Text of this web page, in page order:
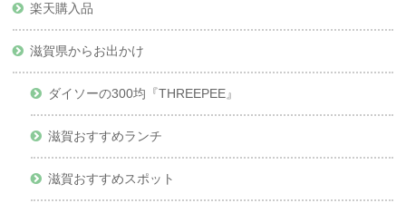
楽天購入品
滋賀県からお出かけ
ダイソーの300均『THREEPEE』
滋賀おすすめランチ
滋賀おすすめスポット